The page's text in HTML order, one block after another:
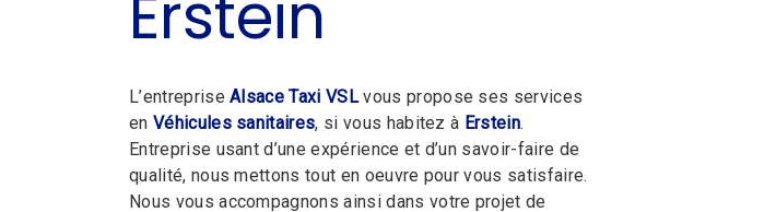
L’entrepriseAlsace Taxi VSLvous propose ses services
en Véhicules sanitaires, si vous habitez à Erstein.
Entreprise usant d’une expérience et d’un savoir-faire de
qualité, nous mettons tout en oeuvre pour vous satisfaire.
Nous vous accompagnons ainsi dans votre projet de